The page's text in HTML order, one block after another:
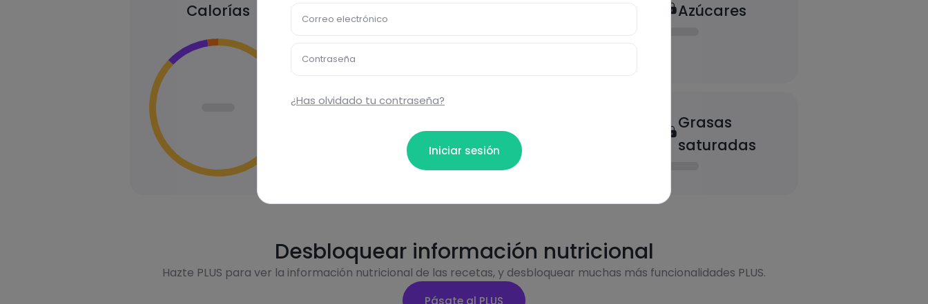
Calorías Carbohidratos Azúcares
Grasas
saturadas
Desbloquear información nutricional
Hazte PLUS para ver la información nutricional de las recetas, y desbloquear muchas más funcionalidades PLUS.
Pásate al PLUS
Correo electrónico
Contraseña
¿Has olvidado tu contraseña?
Iniciar sesión